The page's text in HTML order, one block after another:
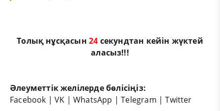
Толық нұсқасын23 секундтан кейін жүктей
аласыз!!!
Әлеуметтік желілерде бөлісіңіз:
Facebook |VK |WhatsApp |Telegram |Twitter